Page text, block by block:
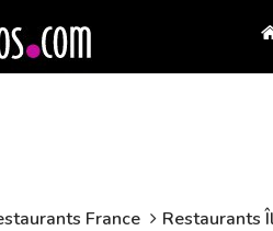
France Restaurants